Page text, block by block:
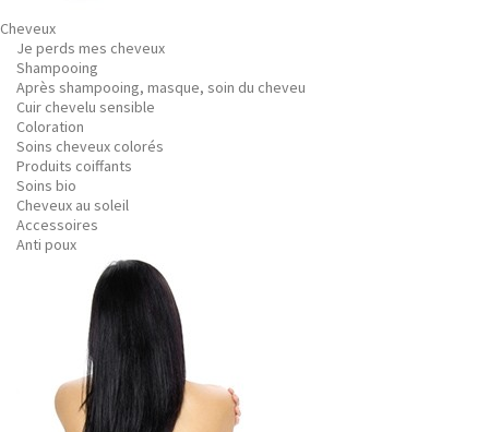
Cheveux
Je perds mes cheveux
Shampooing
Après shampooing, masque, soin du cheveu
Cuir chevelu sensible
Coloration
Soins cheveux colorés
Produits coiffants
Soins bio
Cheveux au soleil
Accessoires
Anti poux